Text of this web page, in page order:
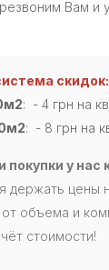
Вам и
скидок:
: - 4 грн на
: - 8 грн на
покупки у
держать цены
объема и
стоимости!